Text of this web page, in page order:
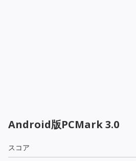
Android版PCMark 3.0
スコア